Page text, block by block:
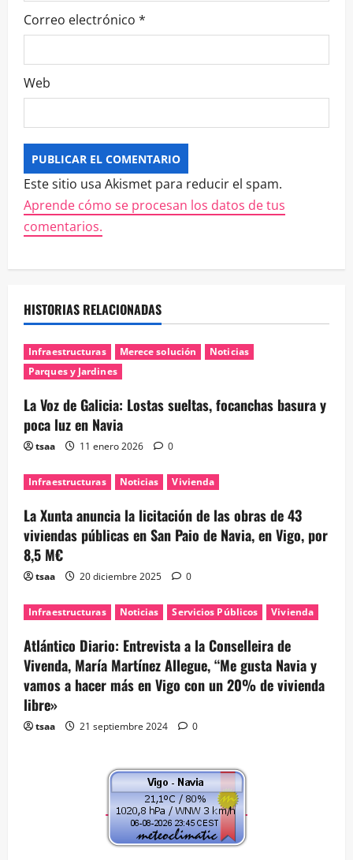
Correo electrónico *
Web
Este sitio usa Akismet para reducir el spam.
Aprende cómo se procesan los datos de tus
comentarios.
HISTORIAS RELACIONADAS
Infraestructuras Merece solución
Noticias
Parques y Jardines
La Voz de Galicia: Lostas sueltas, focanchas basura y
poca luz en Navia
tsaa 11 enero 2026 0
Infraestructuras Noticias Vivienda
La Xunta anuncia la licitación de las obras de 43
viviendas públicas en San Paio de Navia, en Vigo, por
8,5 M€
tsaa 20 diciembre 2025 0
Infraestructuras Noticias Servicios Públicos Vivienda
Atlántico Diario: Entrevista a la Conselleira de
Vivenda, María Martínez Allegue, “Me gusta Navia y
vamos a hacer más en Vigo con un 20% de vivienda
libre»
tsaa 21 septiembre 2024 0